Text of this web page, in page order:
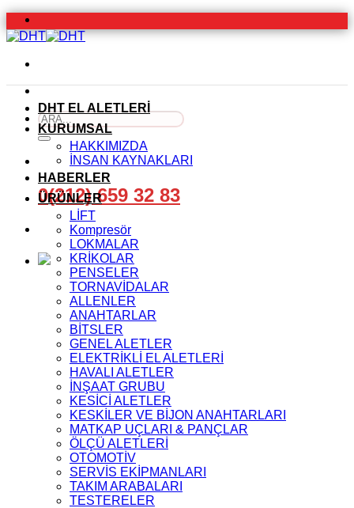
İçeriğe
atla
Ara:
0(212) 659 32 83
DHT EL ALETLERİ
KURUMSAL
HAKKIMIZDA
İNSAN KAYNAKLARI
HABERLER
ÜRÜNLER
LİFT
Kompresör
LOKMALAR
KRİKOLAR
PENSELER
TORNAVİDALAR
ALLENLER
ANAHTARLAR
BİTSLER
GENEL ALETLER
ELEKTRİKLİ EL ALETLERİ
HAVALI ALETLER
İNŞAAT GRUBU
KESİCİ ALETLER
KESKİLER VE BİJON ANAHTARLARI
MATKAP UÇLARI & PANÇLAR
ÖLÇÜ ALETLERİ
OTOMOTİV
SERVİS EKİPMANLARI
TAKIM ARABALARI
TESTERELER